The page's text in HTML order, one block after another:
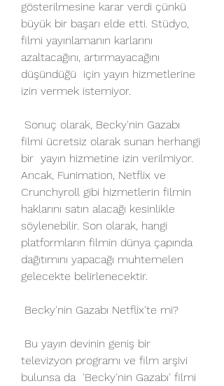
gösterilmesine karar verdi çünkü
büyük bir başarı elde etti. Stüdyo,
filmi yayınlamanın karlarını
azaltacağını, artırmayacağını
düşündüğü  için yayın hizmetlerine
izin vermek istemiyor.
filmi ücretsiz olarak sunan herhangi
bir  yayın hizmetine izin verilmiyor.
Ancak, Funimation, Netflix ve
Crunchyroll gibi hizmetlerin filmin
haklarını satın alacağı kesinlikle
söylenebilir. Son olarak, hangi
platformların filmin dünya çapında
dağıtımını yapacağı muhtemelen
gelecekte belirlenecektir.
Becky'nin Gazabı Netflix'te mi?
televizyon programı ve film arşivi
bulunsa da  'Becky'nin Gazabı' filmi